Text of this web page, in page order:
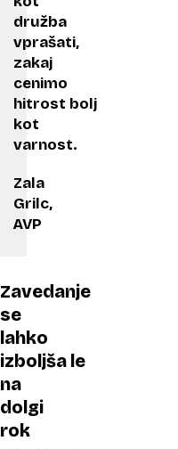
družba
vprašati,
zakaj
cenimo
hitrost bolj
kot
varnost.
Zala
Grilc,
AVP
Zavedanje
se
lahko
izboljša le
na
dolgi
rok